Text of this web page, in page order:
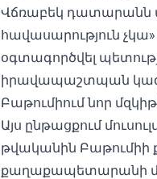
Վճռաբեկ դատարանն
հավասարություն չկա»
օգտագործվել
իրավապաշտպան
Բաթումիում նոր
Այս ընթացքում
թվականին Բաթումիի
քաղաքապետարանի